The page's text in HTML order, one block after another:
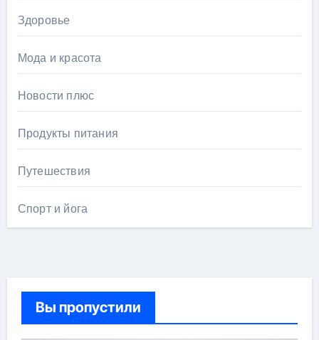
Здоровье
Мода и красота
Новости плюс
Продукты питания
Путешествия
Спорт и йога
Вы пропустили